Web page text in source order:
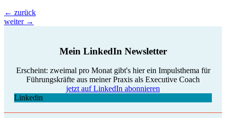
← zurück
weiter →
Mein LinkedIn Newsletter
Erscheint: zweimal pro Monat gibt's hier ein Impulsthema für
Führungskräfte aus meiner Praxis als Executive Coach
jetzt auf LinkedIn abonnieren
Linkedin